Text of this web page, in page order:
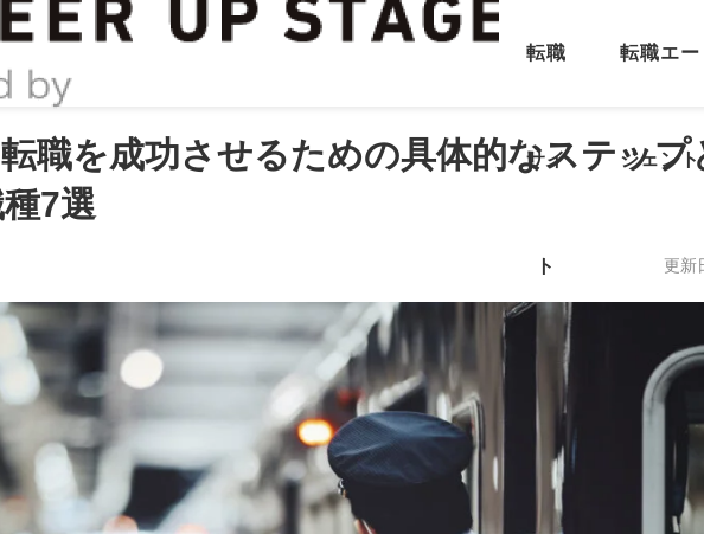
転職
サイ
ト
転職エー
ジェント
職を成功させるための具体的なステップ
7選
更新